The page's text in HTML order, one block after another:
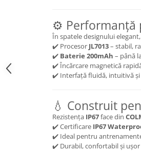
⚙️ Performanță
În spatele designului elegant,
✔️ Procesor JL7013– stabil,
✔️ Baterie 200mAh – până
✔️ Încărcare magnetică
✔️ Interfață fluidă, intuitivă
💧 Construit
Rezistența IP67face din
✔️ Certificare IP67
✔️ Ideal pentru
✔️ Durabil, confortabil și